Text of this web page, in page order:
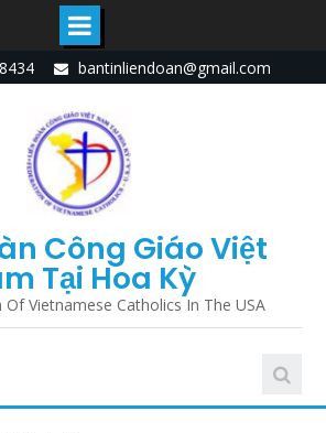
bantinliendoan@gmail.com
Công Giáo Việt
Tại Hoa Kỳ
Vietnamese Catholics In The USA